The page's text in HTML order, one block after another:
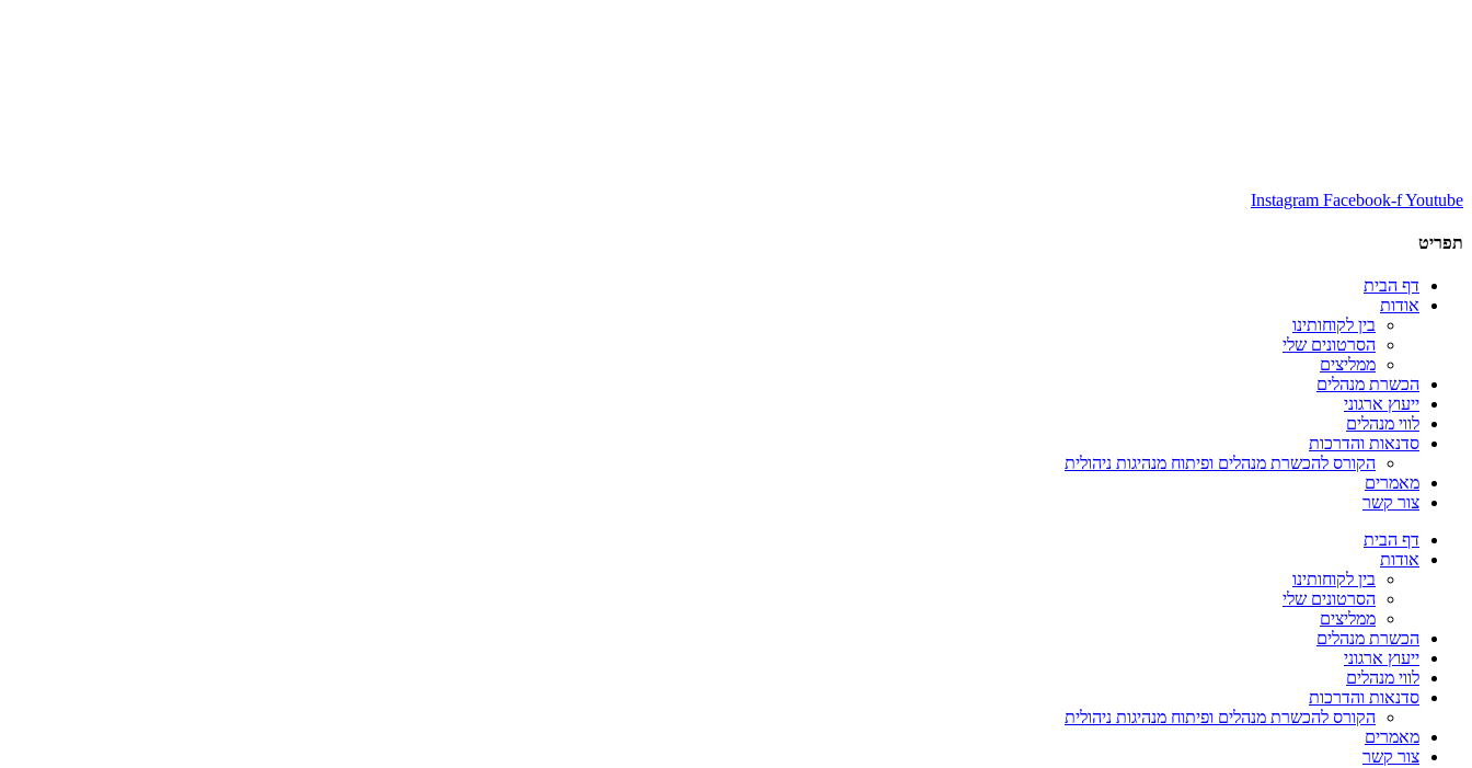
Instagram Facebook-fYoutube
תפריט
דף הבית
אודות
בין לקוחותינו
הסרטונים שלי
ממליצים
הכשרת מנהלים
ייעוץ ארגוני
לווי מנהלים
סדנאות והדרכות
הקורס להכשרת מנהלים ופיתוח מנהיגות ניהולית
מאמרים
צור קשר
דף הבית
אודות
בין לקוחותינו
הסרטונים שלי
ממליצים
הכשרת מנהלים
ייעוץ ארגוני
לווי מנהלים
סדנאות והדרכות
הקורס להכשרת מנהלים ופיתוח מנהיגות ניהולית
מאמרים
צור קשר